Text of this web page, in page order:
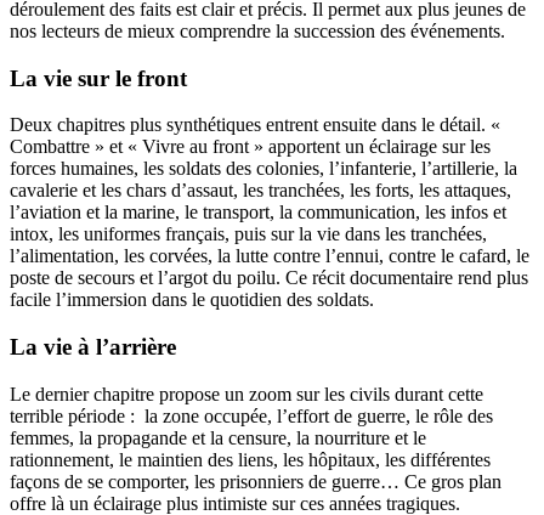
déroulement des faits est clair et précis. Il permet aux plus jeunes de
nos lecteurs de mieux comprendre la succession des événements.
La vie sur le front
Deux chapitres plus synthétiques entrent ensuite dans le détail. «
Combattre » et « Vivre au front » apportent un éclairage sur les
forces humaines, les soldats des colonies, l’infanterie, l’artillerie, la
cavalerie et les chars d’assaut, les tranchées, les forts, les attaques,
l’aviation et la marine, le transport, la communication, les infos et
intox, les uniformes français, puis sur la vie dans les tranchées,
l’alimentation, les corvées, la lutte contre l’ennui, contre le cafard, le
poste de secours et l’argot du poilu. Ce récit documentaire rend plus
facile l’immersion dans le quotidien des soldats.
La vie à l’arrière
Le dernier chapitre propose un zoom sur les civils durant cette
terrible période : la zone occupée, l’effort de guerre, le rôle des
femmes, la propagande et la censure, la nourriture et le
rationnement, le maintien des liens, les hôpitaux, les différentes
façons de se comporter, les prisonniers de guerre… Ce gros plan
offre là un éclairage plus intimiste sur ces années tragiques.